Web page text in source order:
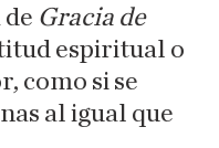
Gracia de
espiritual o
como si se
al igual que